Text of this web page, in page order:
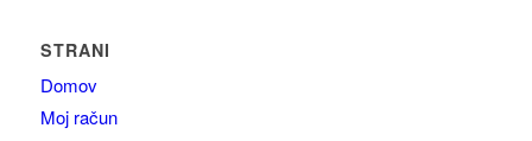
STRANI
Domov
Moj račun